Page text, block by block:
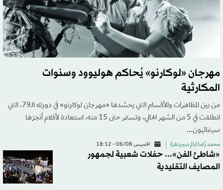
مهرجان «لوكارنو» يُحاكم هوليوود وسنوات
المكارثية
من بين المظاهرات والأقسام التي يحشدها «مهرجان لوكارنو» في دورته الـ79، التي
انطلقت في 5 من الشهر الحالي، وتستمر حتى 15 منه، استعادة لأفلام أنجزها
سينمائيون...
محمد رُضا (بالم سبرينغز) الخميس 06/08 - 18:12
«شاطئ الفن»... حفلات شعبية لجمهور
المصايف التقليدية